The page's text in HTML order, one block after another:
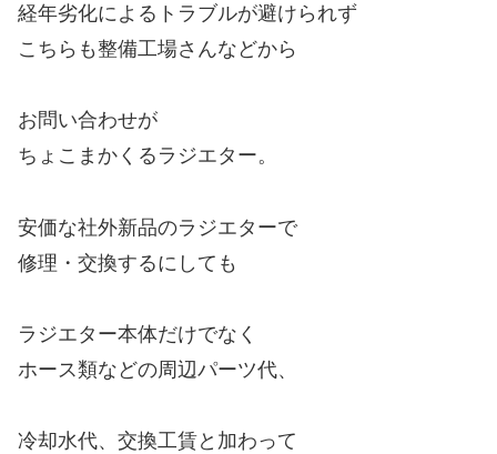
経年劣化によるトラブルが避けられず
こちらも整備工場さんなどから
お問い合わせが
ちょこまかくるラジエター。
安価な社外新品のラジエターで
修理・交換するにしても
ラジエター本体だけでなく
ホース類などの周辺パーツ代、
冷却水代、交換工賃と加わって